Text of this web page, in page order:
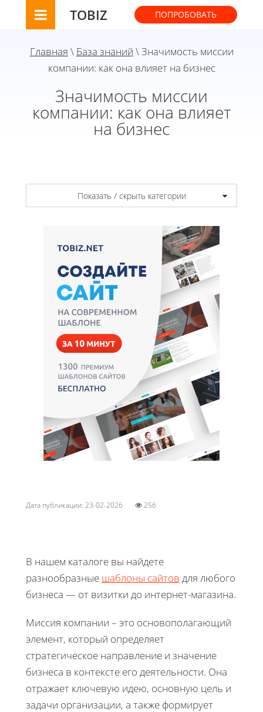
TOBIZ ПОПРОБОВАТЬ
Главная \ База знаний \ Значимость миссии
компании: как она влияет на бизнес
Значимость миссии
компании: как она влияет
на бизнес
Показать / скрыть категории
Дата публикации: 23-02-2026 256
В нашем каталоге вы найдете
разнообразные шаблоны сайтов для любого
бизнеса — от визитки до интернет-магазина.
Миссия компании – это основополагающий
элемент, который определяет
стратегическое направление и значение
бизнеса в контексте его деятельности. Она
отражает ключевую идею, основную цель и
задачи организации, а также формирует